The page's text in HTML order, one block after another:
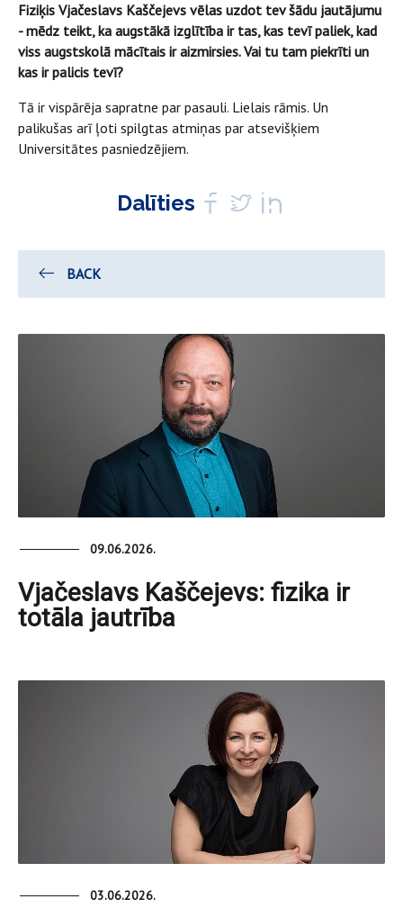
Fiziķis Vjačeslavs Kaščejevs vēlas uzdot tev šādu jautājumu
- mēdz teikt, ka augstākā izglītība ir tas, kas tevī paliek, kad
viss augstskolā mācītais ir aizmirsies. Vai tu tam piekrīti un
kas ir palicis tevī?
Tā ir vispārēja sapratne par pasauli. Lielais rāmis. Un
palikušas arī ļoti spilgtas atmiņas par atsevišķiem
Universitātes pasniedzējiem.
Dalīties
BACK
09.06.2026.
Vjačeslavs Kaščejevs: fizika ir
totāla jautrība
03.06.2026.